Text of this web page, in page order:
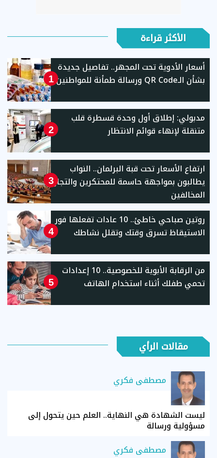
الأكثر قراءة
1
أسعار الأدوية تحت المجهر.. تفاصيل جديدة
بشأن الـQR Code ورسالة طمأنة للمواطنين
2
مدبولي: إطلاق أول وحدة قسطرة قلب
متنقلة لإنهاء قوائم الانتظار
3
ارتفاع الأسعار تحت قبة البرلمان.. النواب
يطالبون بمواجهة حاسمة للمحتكرين والتجار
المخالفين
4
روتين صباحي خاطئ.. 10 عادات تفعلها فور
الاستيقاظ تسرق وقتك وتقلل نشاطك
5
من الرقابة الأبوية للخصوصية.. 10 إعدادات
تحمي طفلك أثناء استخدام الهاتف
مقالات الرأي
مصطفى فكري
ليست الشهادة هي النهاية.. العلم حين يتحول إلى
مسؤولية ورسالة
مصطفى فكري